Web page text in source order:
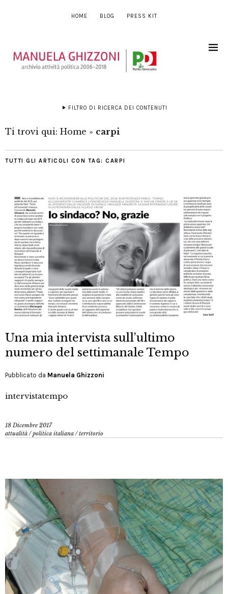
HOME BLOG PRESS KIT
FILTRO DI RICERCA DEI CONTENUTI
Ti trovi qui: Home » carpi
TUTTI GLI ARTICOLI CON TAG: CARPI
Una mia intervista sull’ultimo
numero del settimanale Tempo
Pubblicato da Manuela Ghizzoni
intervistatempo
18 Dicembre 2017
attualità /politica italiana /territorio